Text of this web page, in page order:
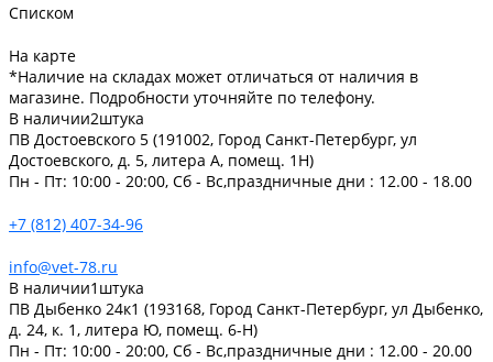
Списком
На карте
*Наличие на складах может отличаться от наличия в
магазине. Подробности уточняйте по телефону.
В наличии2штука
ПВ Достоевского 5 (191002, Город Санкт-Петербург, ул
Достоевского, д. 5, литера А, помещ. 1Н)
Пн - Пт: 10:00 - 20:00, Сб - Вс,праздничные дни : 12.00 - 18.00
+7 (812) 407-34-96
info@vet-78.ru
В наличии1 штука
ПВ Дыбенко 24к1 (193168, Город Санкт-Петербург, ул Дыбенко,
д. 24, к. 1, литера Ю, помещ. 6-Н)
Пн - Пт: 10:00 - 20:00, Сб - Вс,праздничные дни : 12.00 - 20.00